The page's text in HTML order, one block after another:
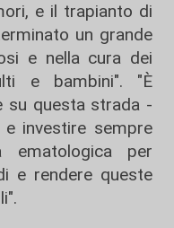
e il trapianto di
un grande
e nella cura dei
e bambini". "È
su questa strada -
investire sempre
ematologica per
e rendere queste